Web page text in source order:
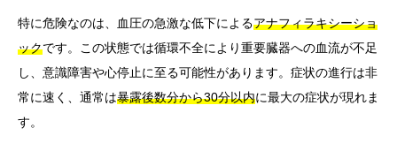
特に危険なのは、血圧の急激な低下によるアナフィラキシーショ
ックです。この状態では循環不全により重要臓器への血流が不足
し、意識障害や心停止に至る可能性があります。症状の進行は非
常に速く、通常は暴露後数分から30分以内に最大の症状が現れま
す。